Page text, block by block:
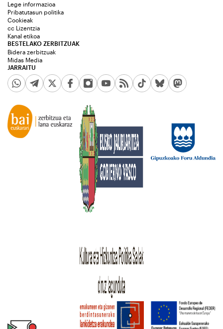
JARRAITU
Lege informazioa
Pribatutasun politika
Cookieak
cc Lizentzia
Kanal etikoa
BESTELAKO ZERBITZUAK
Bidera zerbitzuak
Midas Media